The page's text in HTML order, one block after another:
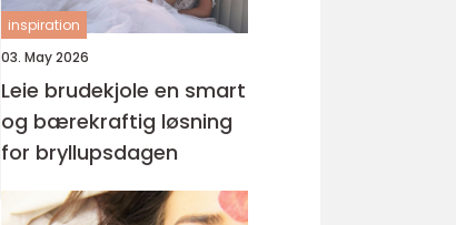
inspiration
03. May 2026
Leie brudekjole en smart
og bærekraftig løsning
for bryllupsdagen